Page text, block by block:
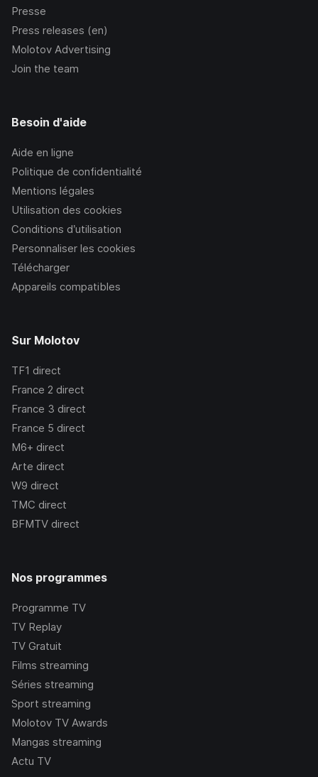
Presse
Press releases (en)
Molotov Advertising
Join the team
Besoin d'aide
Aide en ligne
Politique de confidentialité
Mentions légales
Utilisation des cookies
Conditions d’utilisation
Personnaliser les cookies
Télécharger
Appareils compatibles
Sur Molotov
TF1 direct
France 2 direct
France 3 direct
France 5 direct
M6+ direct
Arte direct
W9 direct
TMC direct
BFMTV direct
Nos programmes
Programme TV
TV Replay
TV Gratuit
Films streaming
Séries streaming
Sport streaming
Molotov TV Awards
Mangas streaming
Actu TV